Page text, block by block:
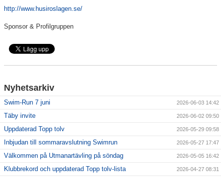
http://www.husiroslagen.se/
Sponsor & Profilgruppen
Nyhetsarkiv
Swim-Run 7 juni 2026-06-03 14:42
Täby invite 2026-06-02 09:50
Uppdaterad Topp tolv 2026-05-29 09:58
Inbjudan till sommaravslutning Swimrun 2026-05-27 17:47
Välkommen på Utmanartävling på söndag 2026-05-05 16:42
Klubbrekord och uppdaterad Topp tolv-lista 2026-04-27 08:31